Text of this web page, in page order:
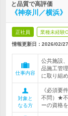
と品質で高評価
《神奈川／横浜
正社員 業種未経験
情報更新日：2026/02/27
仕事内容
公共施設
品施工管
に取り組
対象と
なる方
《必須要
不問）★不
ーの資格